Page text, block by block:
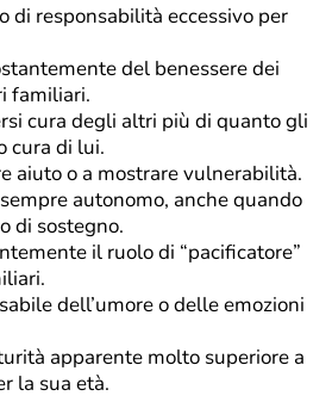
di responsabilità eccessivo per
del benessere dei
familiari.
cura degli altri più di quanto gli
cura di lui.
aiuto o a mostrare vulnerabilità.
autonomo, anche quando
di sostegno.
il ruolo di “pacificatore”
dell’umore o delle emozioni
apparente molto superiore a
la sua età.